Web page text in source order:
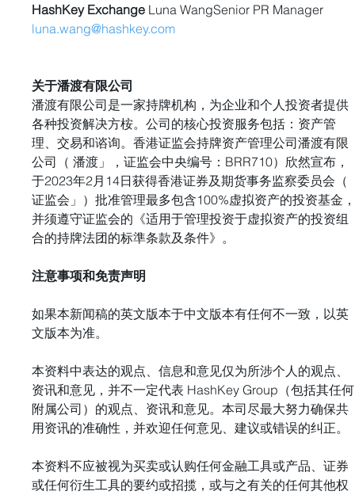
HashKey Exchange Luna WangSenior PR Manager
luna.wang@hashkey.com
关于潘渡有限公司
潘渡有限公司是一家持牌机构，为企业和个人投资者提供
各种投资解决方桉。公司的核心投资服务包括：资产管
理、交易和谘询。香港证监会持牌资产管理公司潘渡有限
公司（ 潘渡」，证监会中央编号：BRR710）欣然宣布，
于2023年2月14日获得香港证券及期货事务监察委员会（
证监会」）批准管理最多包含100%虚拟资产的投资基金
并须遵守证监会的《适用于管理投资于虚拟资产的投资组
合的持牌法团的标準条款及条件》。
注意事项和免责声明
如果本新闻稿的英文版本于中文版本有任何不一致，以英
文版本为准。
本资料中表达的观点、信息和意见仅为所涉个人的观点、
资讯和意见，并不一定代表 HashKey Group（包括其任何
附属公司）的观点、资讯和意见。本司尽最大努力确保共
用资讯的准确性，并欢迎任何意见、建议或错误的纠正。
本资料不应被视为买卖或认购任何金融工具或产品、证券
或任何衍生工具的要约或招揽，或与之有关的任何其他权